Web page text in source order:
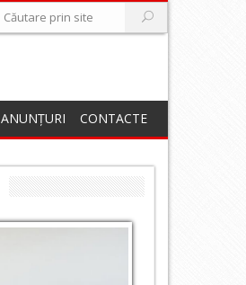
ANUNȚURI CONTACTE